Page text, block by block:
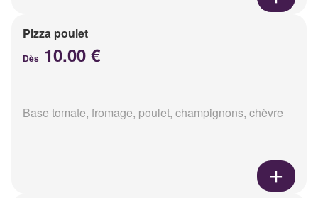
Pizza poulet
Dès 10.00 €
Base tomate, fromage, poulet, champignons, chèvre